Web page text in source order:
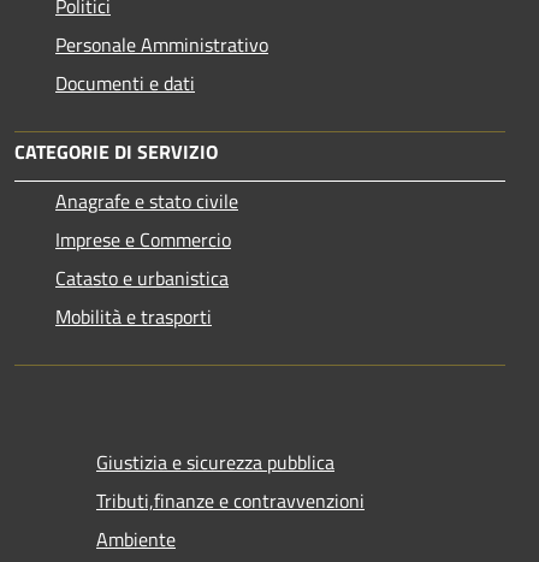
Politici
Personale Amministrativo
Documenti e dati
CATEGORIE DI SERVIZIO
Anagrafe e stato civile
Imprese e Commercio
Catasto e urbanistica
Mobilità e trasporti
Giustizia e sicurezza pubblica
Tributi,finanze e contravvenzioni
Ambiente